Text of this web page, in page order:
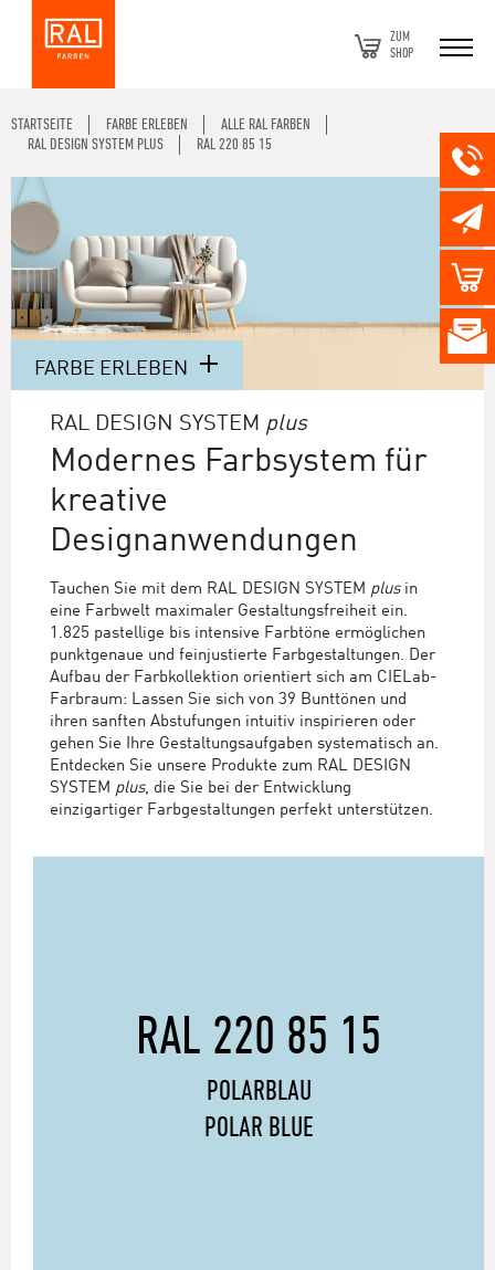
ZUM
SHOP
STARTSEITE FARBE ERLEBEN
ALLE RAL FARBEN
RAL DESIGN SYSTEM PLUS
RAL 220 85 15
FARBE ERLEBEN
RAL DESIGN SYSTEM plus
Modernes Farbsystem für
kreative
Designanwendungen
Tauchen Sie mit dem RAL DESIGN SYSTEM plusin
eine Farbwelt maximaler Gestaltungsfreiheit ein.
1.825 pastellige bis intensive Farbtöne ermöglichen
punktgenaue und feinjustierte Farbgestaltungen. Der
Aufbau der Farbkollektion orientiert sich am CIELab-
Farbraum: Lassen Sie sich von 39 Bunttönen und
ihren sanften Abstufungen intuitiv inspirieren oder
gehen Sie Ihre Gestaltungsaufgaben systematisch an.
Entdecken Sie unsere Produkte zum RAL DESIGN
SYSTEM plus, die Sie bei der Entwicklung
einzigartiger Farbgestaltungen perfekt unterstützen.
RAL 220 85 15
POLARBLAU
POLAR BLUE